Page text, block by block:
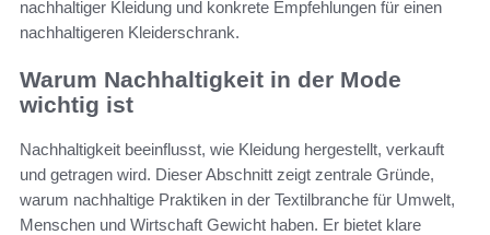
nachhaltiger Kleidung und konkrete Empfehlungen für einen
nachhaltigeren Kleiderschrank.
Warum Nachhaltigkeit in der Mode
wichtig ist
Nachhaltigkeit beeinflusst, wie Kleidung hergestellt, verkauft
und getragen wird. Dieser Abschnitt zeigt zentrale Gründe,
warum nachhaltige Praktiken in der Textilbranche für Umwelt,
Menschen und Wirtschaft Gewicht haben. Er bietet klare